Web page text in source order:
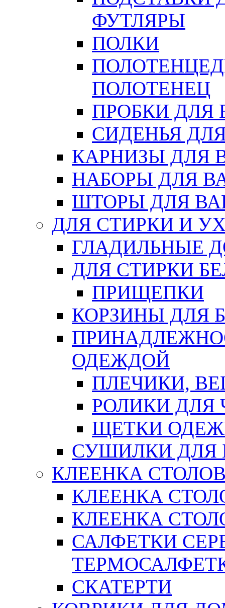
ФУТЛЯРЫ
ПОЛКИ
ПОЛОТЕНЕЦ
ПРОБКИ ДЛЯ
СИДЕНЬЯ
КАРНИЗЫ ДЛЯ
НАБОРЫ ДЛЯ
ШТОРЫ ДЛЯ
ДЛЯ СТИРКИ И
ГЛАДИЛЬНЫЕ
ДЛЯ СТИРКИ
ПРИЩЕПКИ
КОРЗИНЫ ДЛЯ
ОДЕЖДОЙ
ПЛЕЧИКИ,
РОЛИКИ ДЛЯ
ЩЕТКИ
СУШИЛКИ ДЛЯ
КЛЕЕНКА
КЛЕЕНКА
КЛЕЕНКА
САЛФЕТКИ
СКАТЕРТИ